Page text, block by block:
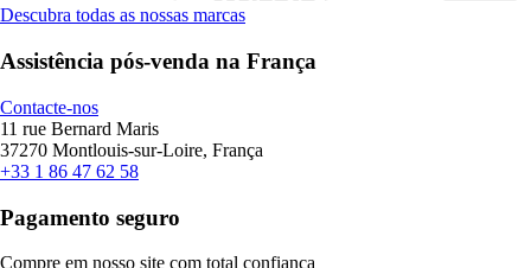
Descubra todas as nossas marcas
Assistência pós-venda na França
Contacte-nos
11 rue Bernard Maris
37270 Montlouis-sur-Loire, França
+33 1 86 47 62 58
Pagamento seguro
Compre em nosso site com total confiança